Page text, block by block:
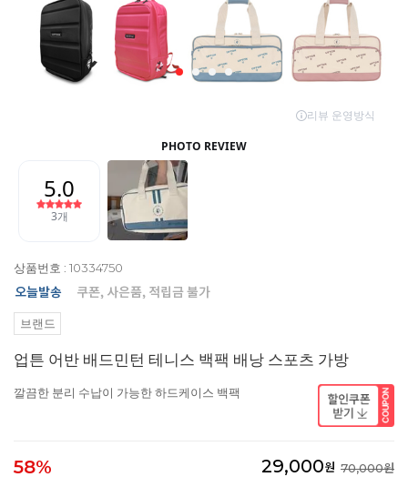
상품번호 : 10334750
브랜드
업튼 어반 배드민턴 테니스 백팩 배낭 스포츠 가방
깔끔한 분리 수납이 가능한 하드케이스 백팩
58% 29,000원 70,000원